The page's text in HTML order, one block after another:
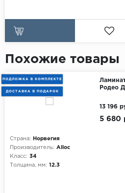
Похожие товары
ПОДЛОЖКА В КОМПЛЕКТЕ
ДОСТАВКА В ПОДАРОК
Родео
Страна:
Норвегия
Производитель: Alloc
Класс: 34
Толщина, мм: 12.3
5 680
13 196